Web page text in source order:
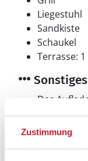
Zustimmung
Liegestuhl
Sandkiste
Schaukel
Terrasse: 1
Sonstiges
Das
erlaubt